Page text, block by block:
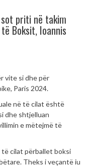
sot priti në takim
Boksit, Ioannis
vite si dhe për
Paris 2024.
në të cilat është
dhe shtjelluan
e mëtejmë të
cilat përballet boksi
Theks i veçantë iu